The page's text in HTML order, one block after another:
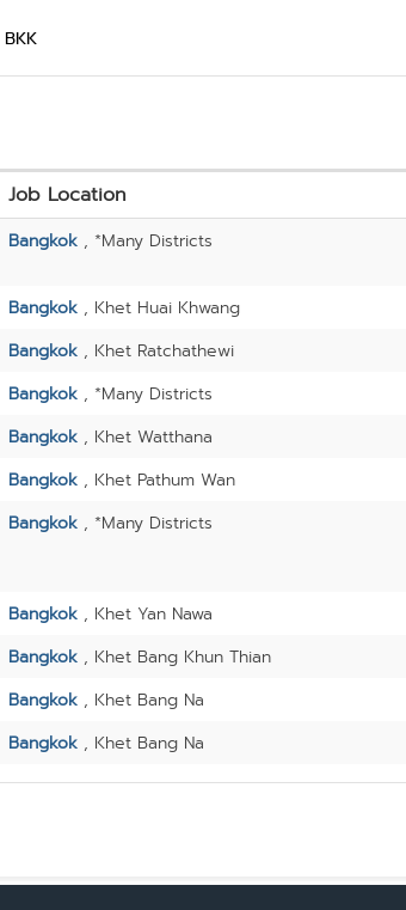
Job Location
Bangkok , *Many Districts
Bangkok , Khet Huai Khwang
Bangkok , Khet Ratchathewi
Bangkok , *Many Districts
Bangkok , Khet Watthana
Bangkok , Khet Pathum Wan
Bangkok , *Many Districts
Bangkok , Khet Yan Nawa
Bangkok , Khet Bang Khun Thian
Bangkok , Khet Bang Na
Bangkok , Khet Bang Na